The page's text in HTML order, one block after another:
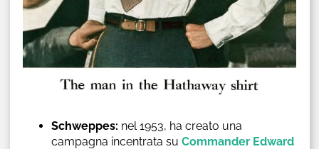
Schweppes: nel 1953, ha creato una
campagna incentrata su Commander Edward